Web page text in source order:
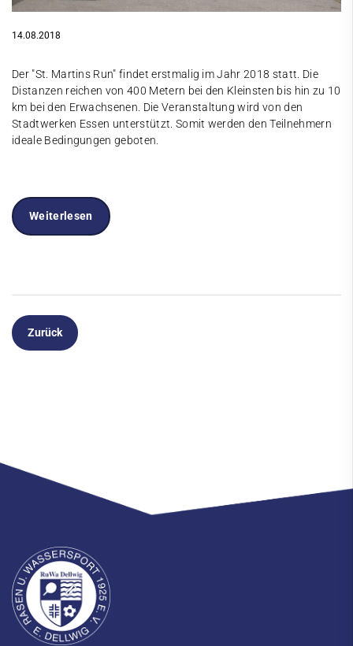
14.08.2018
Der "St. Martins Run" findet erstmalig im Jahr 2018 statt. Die
Distanzen reichen von 400 Metern bei den Kleinsten bis hin zu 10
km bei den Erwachsenen. Die Veranstaltung wird von den
Stadtwerken Essen unterstützt. Somit werden den Teilnehmern
ideale Bedingungen geboten.
Weiterlesen
Zurück